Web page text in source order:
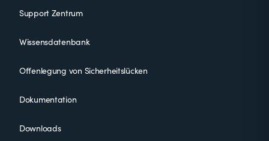
Support Zentrum
Wissensdatenbank
Offenlegung von Sicherheitslücken
Dokumentation
Downloads